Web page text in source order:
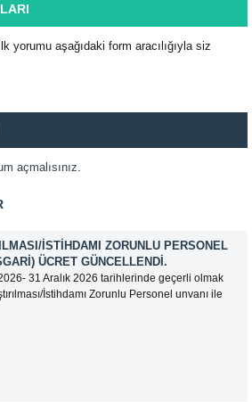
yorumu aşağıdaki form aracılığıyla siz
açmalısınız
İSTIHDAMI ZORUNLU PERSONEL
ÜCRET GÜNCELLENDI.
31 Aralık 2026 tarihlerinde geçerli olmak
İstihdamı Zorunlu Personel unvanı ile